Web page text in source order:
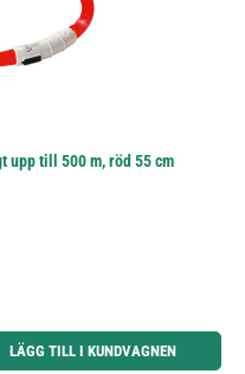
upp till 500 m, röd 55 cm
för att öka eller minska kvantiteten.
LÄGG TILL I KUNDVAGNEN